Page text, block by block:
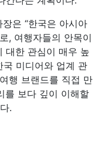
은 “한국은 아시아
, 여행자들의 안목이
대한 관심이 매우 높
국 미디어와 업계 관
행 브랜드를 직접 만
를 보다 깊이 이해할
.